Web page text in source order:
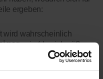
ergeben:
wird wahrscheinlich
sein (da viel größere
Nachhilfe vor Ort